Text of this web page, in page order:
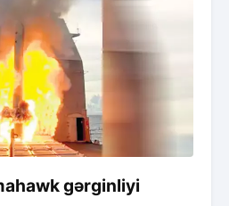
gərginliyi